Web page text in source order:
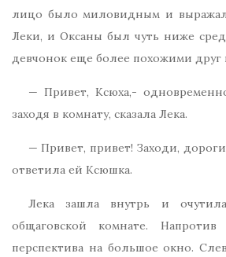
лицо было миловидным и
Леки, и Оксаны был чуть ниже
девчонок еще более похожими друг
— Привет, Ксюха,-
заходя в комнату, сказала Лека.
— Привет, привет! Заходи,
ответила ей Ксюшка.
Лека зашла внутрь и
общаговской комнате. Напротив
перспектива на большое окно.